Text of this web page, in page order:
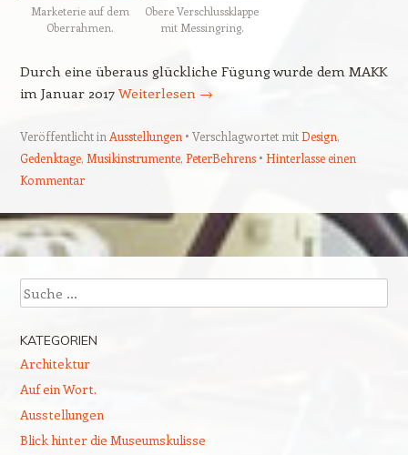
Marketerie auf dem
Oberrahmen.
Obere Verschlussklappe
mit Messingring.
Durch eine überaus glückliche Fügung wurde dem MAKK
im Januar 2017 Weiterlesen →
Veröffentlicht in Ausstellungen Verschlagwortet mitDesign,
Gedenktage, Musikinstrumente, PeterBehrens
Hinterlasse einen
Kommentar
Beitragsnavigation
Suchen
KATEGORIEN
Architektur
Auf ein Wort.
Ausstellungen
Blick hinter die Museumskulisse